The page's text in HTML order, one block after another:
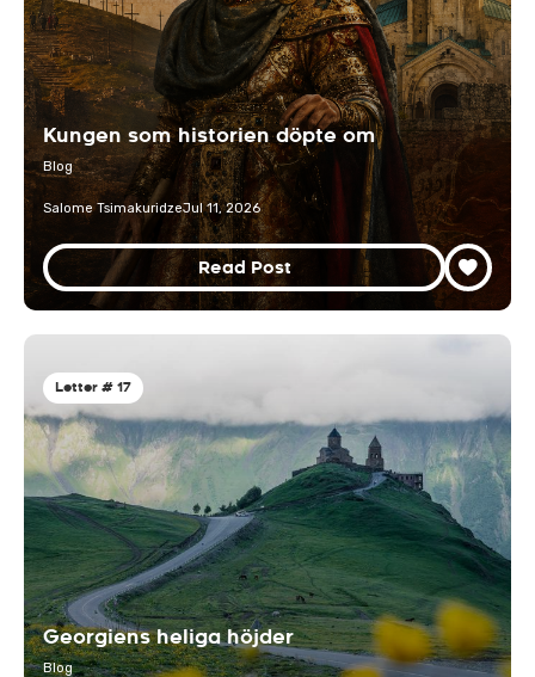
Kungen som historien döpte om
Blog
Salome TsimakuridzeJul 11, 2026
Read Post
Letter # 17
Georgiens heliga höjder
Blog